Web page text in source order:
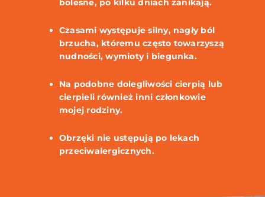
bolesne, po kilku dniach zanikają.
Czasami występuje silny, nagły ból
brzucha, któremu często towarzyszą
nudności, wymioty i biegunka.
Na podobne dolegliwości cierpią lub
cierpieli również inni członkowie
mojej rodziny.
Obrzęki nie ustępują po lekach
przeciwalergicznych.